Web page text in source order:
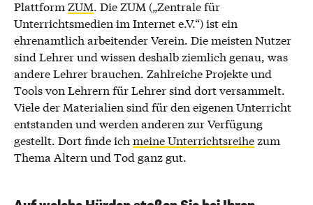
Plattform ZUM. Die ZUM („Zentrale für
Unterrichtsmedien im Internet e.V.“) ist ein
ehrenamtlich arbeitender Verein. Die meisten Nutzer
sind Lehrer und wissen deshalb ziemlich genau, was
andere Lehrer brauchen. Zahlreiche Projekte und
Tools von Lehrern für Lehrer sind dort versammelt.
Viele der Materialien sind für den eigenen Unterricht
entstanden und werden anderen zur Verfügung
gestellt. Dort finde ich meine Unterrichtsreihezum
Thema Altern und Tod ganz gut.